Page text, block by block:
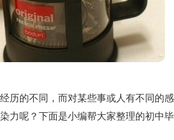
历的不同，而对某些事或人有不同的
力呢？下面是小编帮大家整理的初中